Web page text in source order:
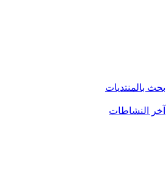
بحث بالمنتديات
آخر النشاطات